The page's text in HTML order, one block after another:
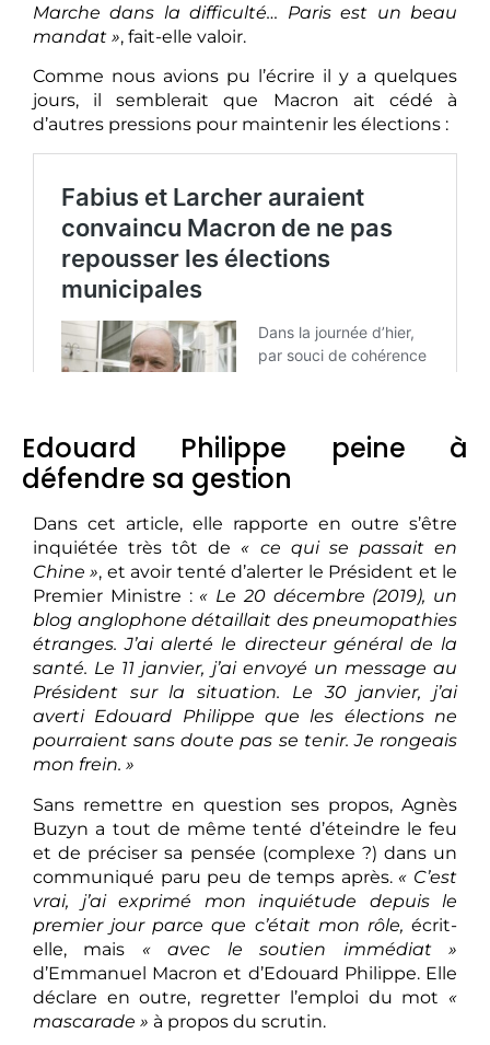
Marche dans la difficulté… Paris est un beau
mandat », fait-elle valoir.
Comme nous avions pu l’écrire il y a quelques
jours, il semblerait que Macron ait cédé à
d’autres pressions pour maintenir les élections :
Edouard Philippe peine à
défendre sa gestion
Dans cet article, elle rapporte en outre s’être
inquiétée très tôt de « ce qui se passait en
Chine », et avoir tenté d’alerter le Président et le
Premier Ministre : « Le 20 décembre (2019), un
blog anglophone détaillait des pneumopathies
étranges. J’ai alerté le directeur général de la
santé. Le 11 janvier, j’ai envoyé un message au
Président sur la situation. Le 30 janvier, j’ai
averti Edouard Philippe que les élections ne
pourraient sans doute pas se tenir. Je rongeais
mon frein. »
Sans remettre en question ses propos, Agnès
Buzyn a tout de même tenté d’éteindre le feu
et de préciser sa pensée (complexe ?) dans un
communiqué paru peu de temps après. « C’est
vrai, j’ai exprimé mon inquiétude depuis le
premier jour parce que c’était mon rôle, écrit-
elle, mais « avec le soutien immédiat »
d’Emmanuel Macron et d’Edouard Philippe. Elle
déclare en outre, regretter l’emploi du mot «
mascarade » à propos du scrutin.